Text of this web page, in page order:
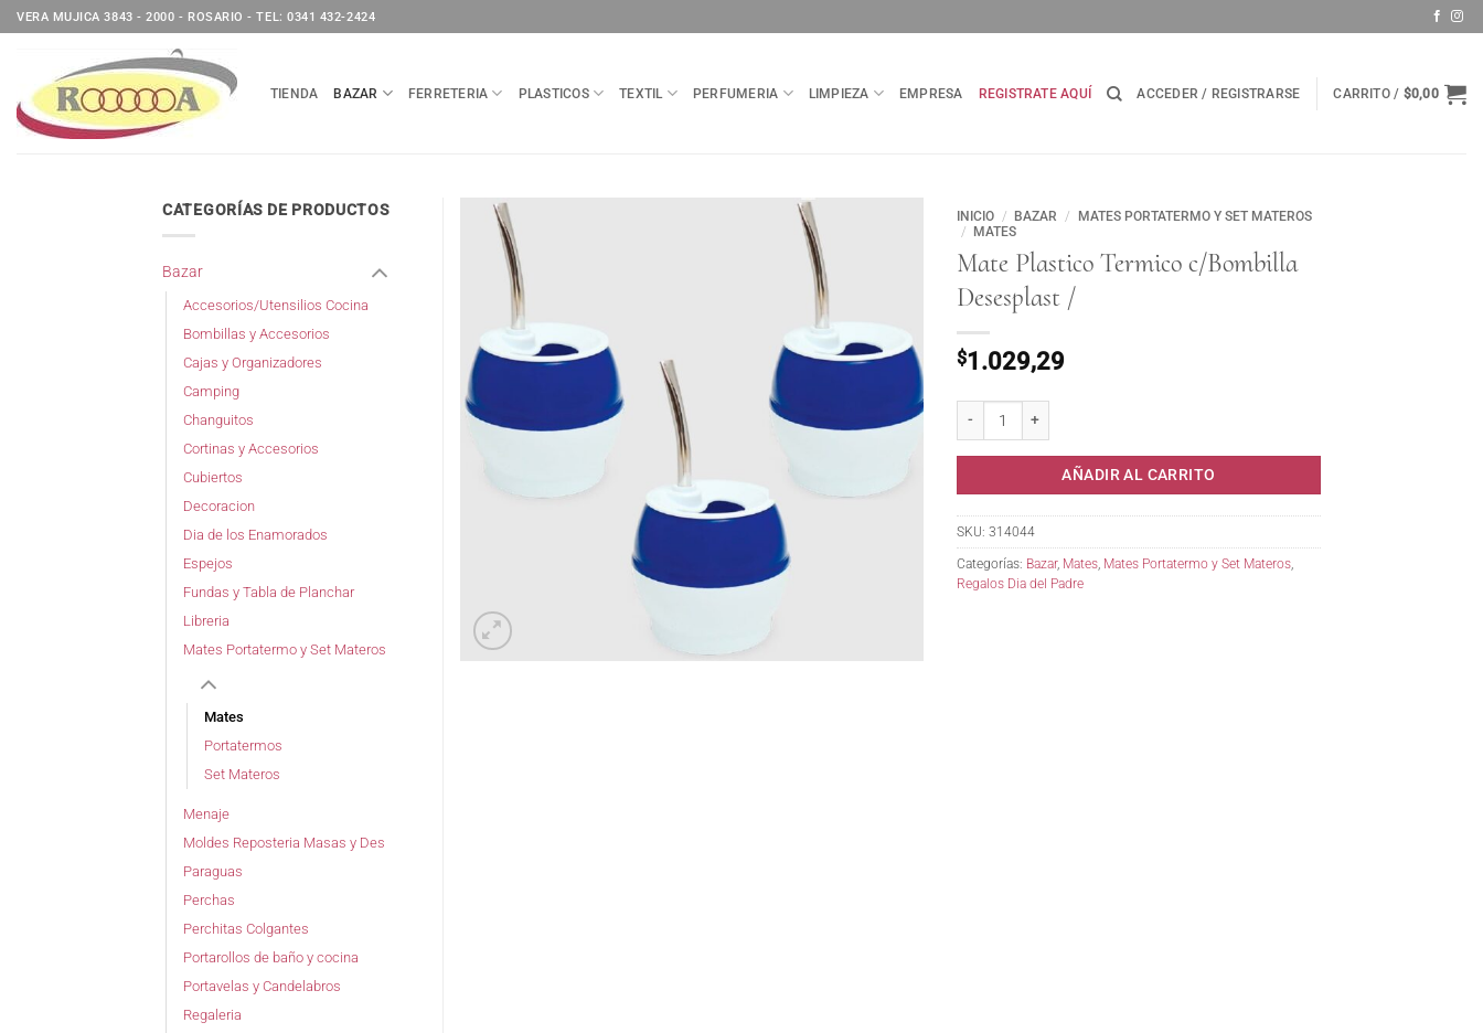
Saltar
al
VERA MUJICA 3843 - 2000 - ROSARIO - TEL: 0341 432-2424
TIENDA BAZAR FERRETERIA PLASTICOS TEXTIL PERFUMERIA LIMPIEZA EMPRESA REGISTRATE AQUÍ ACCEDER / REGISTRARSE CARRITO / $0,00
INICIO / BAZAR /
MATES PORTATERMO Y SET MATEROS
/
MATES
Mate Plastico Termico c/Bombilla
Desesplast /
$1.029,29
AÑADIR AL CARRITO
SKU: 314044
Categorías: Bazar, Mates Mates Portatermo y Set Materos
Regalos Dia del Padre
CATEGORÍAS DE PRODUCTOS
Bazar
Accesorios/Utensilios Cocina
Bombillas y Accesorios
Cajas y Organizadores
Camping
Changuitos
Cortinas y Accesorios
Cubiertos
Decoracion
Dia de los Enamorados
Espejos
Fundas y Tabla de Planchar
Libreria
Mates Portatermo y Set Materos
Mates
Portatermos
Set Materos
Menaje
Moldes Reposteria Masas y Des
Paraguas
Perchas
Perchitas Colgantes
Portarollos de baño y cocina
Portavelas y Candelabros
Regaleria